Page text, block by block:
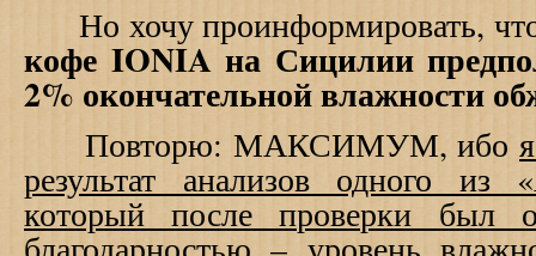
Но хочу проинформировать,
кофе IONIAна Сицилии
2% окончательной влажности
Повторю: МАКСИМУМ, ибо
результат анализов одного
который после проверки был